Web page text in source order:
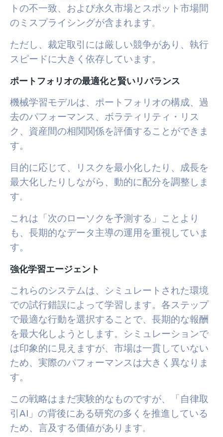
トの不一致、および永久市場とスポット市場間
のミスプライシングが含まれます。
ただし、裁定取引には厳しい競争があり、執行
スピードに大きく依存しています。
ポートフォリオの最適化と賢いリバランス
機械学習モデルは、ポートフォリオの構成、過
去のパフォーマンス、ボラティリティ・リス
ク、資産間の相関関係を評価することができま
す。
目的に応じて、リスクを最小化したり、成長を
最大化したりしながら、動的に配分を調整しま
す。
これは「次のローソクを予測する」ことより
も、長期的なデータ主導の運用を重視していま
す。
強化学習エージェント
これらのシステムは、シミュレートされた環境
での試行錯誤によって学習します。 各ステップ
で最適な行動を選択することで、長期的な報酬
を最大化しようとします。 シミュレーションで
は印象的に見えますが、市場は一貫していない
ため、実際のパフォーマンスは大きく異なりま
す。
この戦略はまだ実験的なものですが、「自律取
引AI」の背後にある研究の多くを推進している
ため、言及する価値があります。